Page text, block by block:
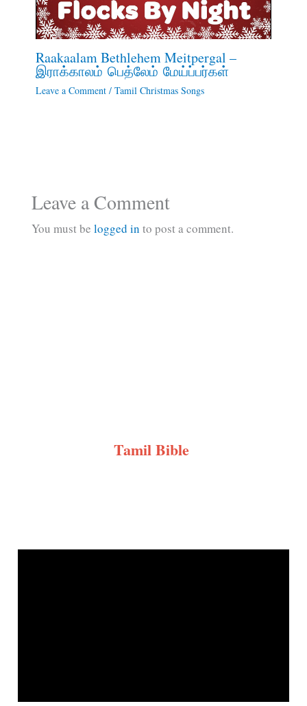
Raakaalam Bethlehem Meitpergal –
இராக்காலம் பெத்லேம் மேய்ப்பர்கள்
Leave a Comment / Tamil Christmas Songs
Leave a Comment
You must be logged in to post a comment.
Tamil Bible